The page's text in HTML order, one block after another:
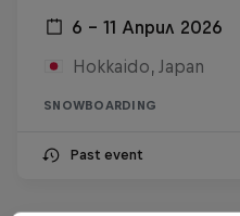
6 – 11 Април 2026
Hokkaido, Japan
SNOWBOARDING
Past event